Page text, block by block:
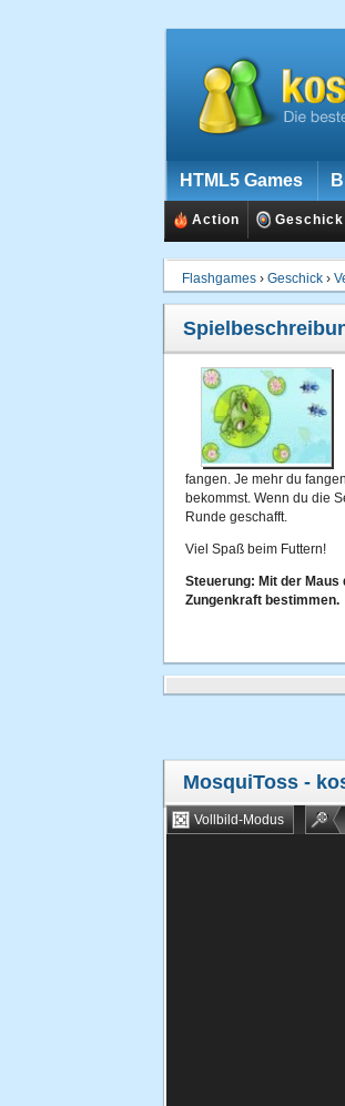
HTML5 Games
Action Geschick
Flashgames › Geschick ›
fangen. Je mehr du
bekommst. Wenn du die
Runde geschafft.
Viel Spaß beim Futtern!
Steuerung: Mit der Maus
Zungenkraft bestimmen.
MosquiToss -
Vollbild-Modus